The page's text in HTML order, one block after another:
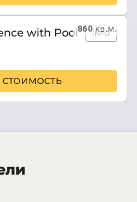
860кв.м.
with Pool INFO